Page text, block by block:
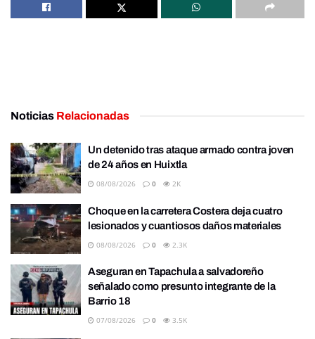
Noticias Relacionadas
Un detenido tras ataque armado contra joven
de 24 años en Huixtla
08/08/2026 0 2K
Choque en la carretera Costera deja cuatro
lesionados y cuantiosos daños materiales
08/08/2026 0 2.3K
Aseguran en Tapachula a salvadoreño
señalado como presunto integrante de la
Barrio 18
07/08/2026 0 3.5K